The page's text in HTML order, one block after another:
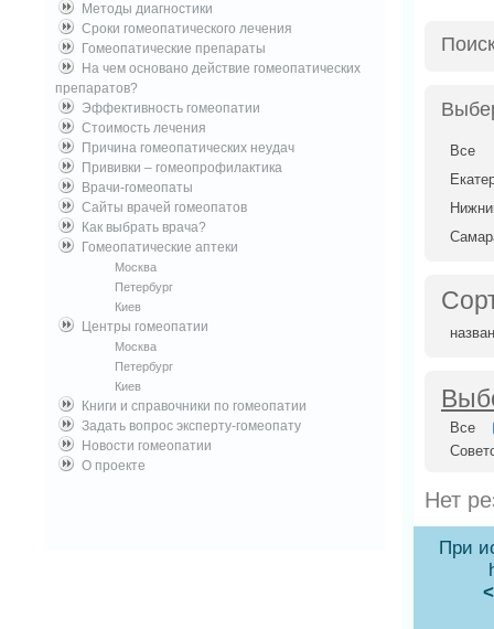
Методы диагностики
Сроки гомеопатического лечения
Гомеопатические препараты
На чем основано действие гомеопатических
препаратов?
Эффективность гомеопатии
Стоимость лечения
Причина гомеопатических неудач
Прививки – гомеопрофилактика
Врачи-гомеопаты
Сайты врачей гомеопатов
Как выбрать врача?
Гомеопатические аптеки
Москва
Петербург
Киев
Центры гомеопатии
Москва
Петербург
Киев
Книги и справочники по гомеопатии
Задать вопрос эксперту-гомеопату
Новости гомеопатии
О проекте
Все
Все
Нет
При